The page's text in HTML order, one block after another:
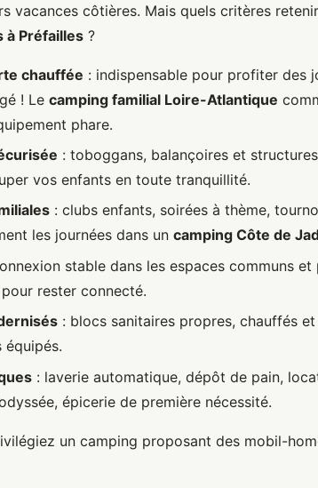
vacances côtières. Mais quels critères
à Préfailles ?
chauffée : indispensable pour profiter des
! Le camping familial Loire-Atlantique
phare.
: toboggans, balançoires et
vos enfants en toute tranquillité.
: clubs enfants, soirées à thème,
les journées dans un camping Côte de
stable dans les espaces communs
rester connecté.
: blocs sanitaires propres, chauffés
équipés.
: laverie automatique, dépôt de pain,
épicerie de première nécessité.
un camping proposant des mobil-